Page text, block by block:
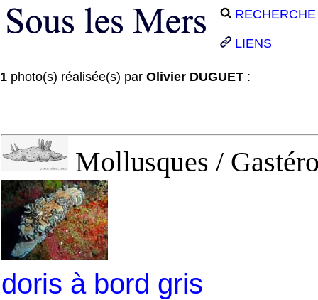
RECHERCHE
LIENS
1 photo(s) réalisée(s) par Olivier DUGUET :
Mollusques /
doris à bord gris